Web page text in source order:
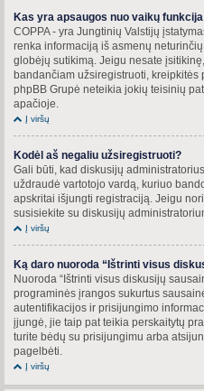
Kas yra apsaugos nuo vaikų funkcija
COPPA - yra Jungtinių Valstijų
renka informaciją iš asmenų
globėjų sutikimą. Jeigu nesate
bandančiam užsiregistruoti,
phpBB Grupė neteikia jokių teisinių
apačioje.
Į viršų
Kodėl aš negaliu užsiregistruoti?
Gali būti, kad diskusijų
uždraudė vartotojo vardą, kuriuo
apskritai išjungti registraciją. Jeigu
susisiekite su diskusijų
Į viršų
Ką daro nuoroda “Ištrinti visus
Nuoroda “Ištrinti visus diskusijų
programinės įrangos sukurtus
autentifikacijos ir prisijungimo
įjungė, jie taip pat teikia perskaitytų
turite bėdų su prisijungimu arba
pagelbėti.
Į viršų